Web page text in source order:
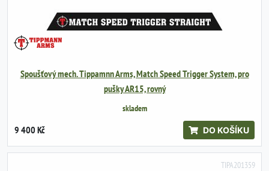
Spoušťový mech. Tippamnn Arms, Match Speed Trigger System, pro
pušky AR15, rovný
skladem
9 400 Kč DO KOŠÍKU
TIPA201359